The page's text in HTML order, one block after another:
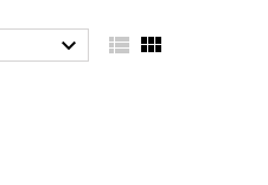
  